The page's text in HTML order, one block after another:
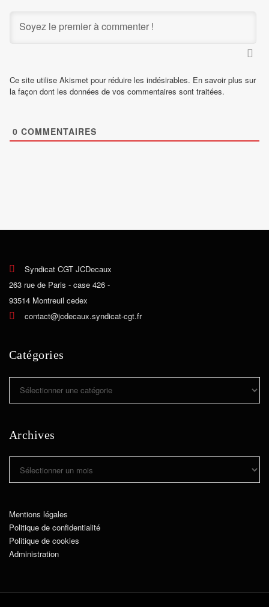
Ce site utilise Akismet pour réduire les indésirables. En savoir plus sur
la façon dont les données de vos commentaires sont traitées.
0 COMMENTAIRES
Syndicat CGT JCDecaux
263 rue de Paris - case 426 -
93514 Montreuil cedex
contact@jcdecaux.syndicat-cgt.fr
Catégories
Archives
Mentions légales
Politique de confidentialité
Politique de cookies
Administration